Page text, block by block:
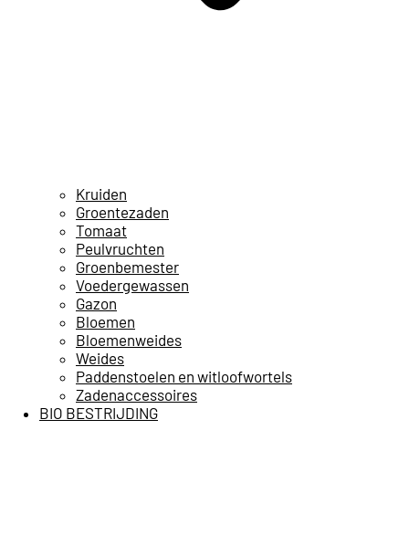
Kruiden
Groentezaden
Tomaat
Peulvruchten
Groenbemester
Voedergewassen
Gazon
Bloemen
Bloemenweides
Weides
Paddenstoelen en witloofwortels
Zadenaccessoires
BIO BESTRIJDING